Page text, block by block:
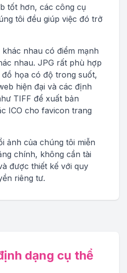
tốt hơn, các công cụ
tôi đều giúp việc đó trở
nhau có điểm mạnh
nhau. JPG rất phù hợp
họa có độ trong suốt,
hiện đại và các định
TIFF để xuất bản
ICO cho favicon trang
ảnh của chúng tôi miễn
chính, không cần tài
được thiết kế với quy
riêng tư.
dạng cụ thể